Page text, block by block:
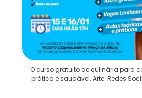
O curso gratuito de culinária para
prática e saudável. Arte: Redes